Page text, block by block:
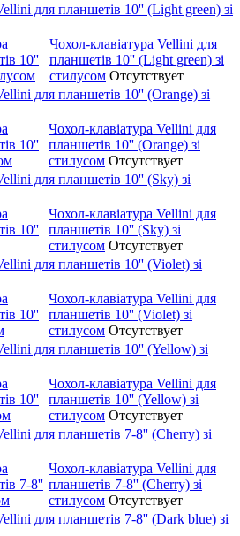
для планшетів 10'' (Light green) зі
Чохол-клавіатура Vellini для
планшетів 10'' (Light green) зі
стилусом Отсутствует
для планшетів 10'' (Orange) зі
Чохол-клавіатура Vellini для
планшетів 10'' (Orange) зі
стилусом Отсутствует
для планшетів 10'' (Sky) зі
Чохол-клавіатура Vellini для
планшетів 10'' (Sky) зі
стилусом Отсутствует
для планшетів 10'' (Violet) зі
Чохол-клавіатура Vellini для
планшетів 10'' (Violet) зі
стилусом Отсутствует
для планшетів 10'' (Yellow) зі
Чохол-клавіатура Vellini для
планшетів 10'' (Yellow) зі
стилусом Отсутствует
для планшетів 7-8'' (Cherry) зі
Чохол-клавіатура Vellini для
планшетів 7-8'' (Cherry) зі
стилусом Отсутствует
для планшетів 7-8'' (Dark blue) зі